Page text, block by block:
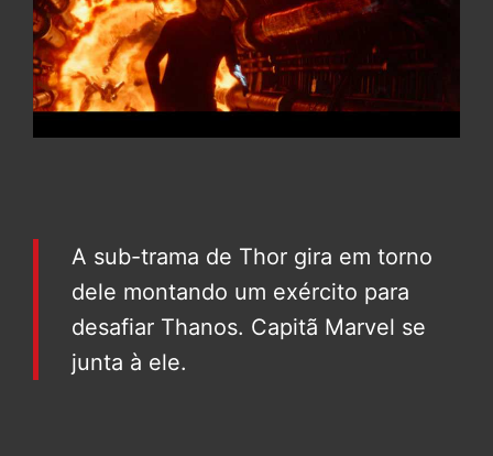
A sub-trama de Thor gira em torno
dele montando um exército para
desafiar Thanos. Capitã Marvel se
junta à ele.